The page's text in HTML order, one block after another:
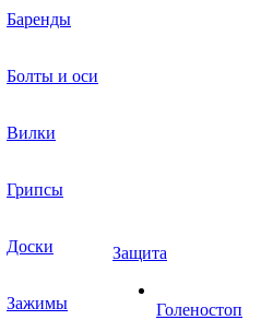
Баренды
Болты и оси
Вилки
Грипсы
Доски
Зажимы
Защита
Голеностоп